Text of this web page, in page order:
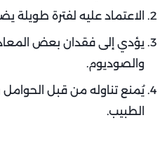
الاعتماد عليه لفترة
يؤدي إلى فقدان بعض
والصوديوم.
يُمنع تناوله من قبل
الطبيب.